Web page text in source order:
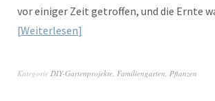
vor einiger Zeit getroffen, und die Ernte
Weiterlesen
Kategorie DIY-Gartenprojekte, Familiengarten, Pflanzen